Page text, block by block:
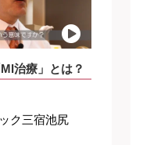
治療」とは？
ク三宿池尻